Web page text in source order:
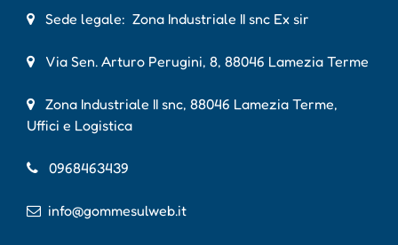
Sede legale: Zona Industriale II snc Ex sir
Via Sen. Arturo Perugini, 8, 88046 Lamezia Terme
Zona Industriale II snc, 88046 Lamezia Terme,
Uffici e Logistica
0968463439
info@gommesulweb.it